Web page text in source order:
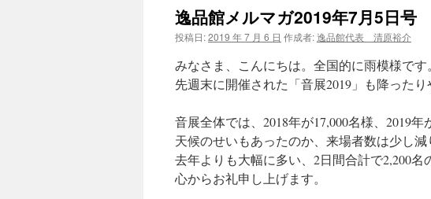
逸品館メルマガ2019年7月5日号
投稿日:2019 年 7 月 6 日 作成者:逸品館代表 清原裕介
みなさま、こんにちは。全国的に雨模様です。
先週末に開催された「音展2019」も降った
音展全体では、2018年が17,000名様、2019年
天候のせいもあったのか、来場者数は少し
去年よりも大幅に多い、2日間合計で2,200名
心からお礼申し上げます。